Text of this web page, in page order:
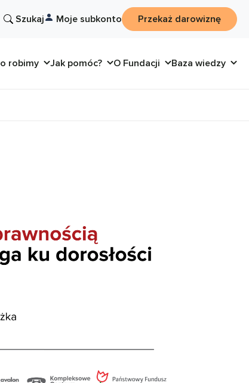
Szukaj Moje subkonto Przekaż darowiznę
robimy Jak pomóc? O Fundacji Baza wiedzy